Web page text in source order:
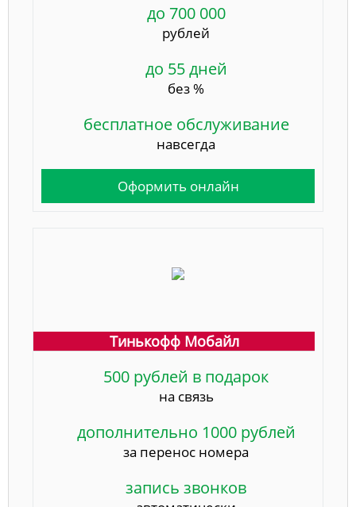
до 700 000
рублей
до 55 дней
без %
бесплатное обслуживание
навсегда
Оформить онлайн
Тинькофф Мобайл
500 рублей в подарок
на связь
дополнительно 1000 рублей
за перенос номера
запись звонков